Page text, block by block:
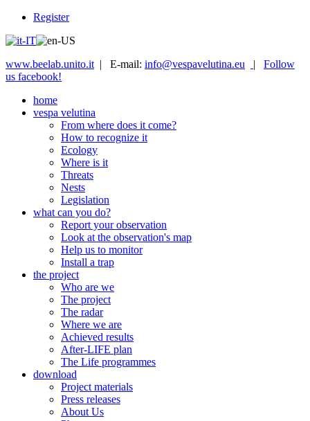
Register
www.beelab.unito.it | E-mail: info@vespavelutina.eu | Follow
us facebook!
home
vespa velutina
From where does it come?
How to recognize it
Ecology
Where is it
Threats
Nests
Legislation
what can you do?
Report your observation
Look at the observation's map
Help us to monitor
Install a trap
the project
Who are we
The project
The radar
Where we are
Achieved results
After-LIFE plan
The Life programmes
download
Project materials
Press releases
About Us